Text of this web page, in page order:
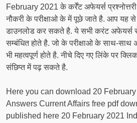
February 2021 के कर्रेंट अफेयर्स
नौकरी के परीक्षाओ के में पूछे जाते है. आप यह
डाउनलोड कर सकते है. ये सभी करंट अफेयर्स
सम्बंधित होते है. जो के परीक्षाओ के साथ-
भी महत्वपूर्ण होते है. नीचे दिए गए लिंके पर
संछिप्त में पढ़ सकते है.
Here you can download 20
Answers Current Affairs free pdf
published here 20 February 2021